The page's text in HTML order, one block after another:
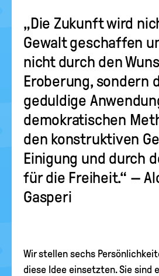
„Die Zukunft wird
Gewalt geschaffen
nicht durch den
Eroberung, sondern
geduldige
demokratischen
den konstruktiven
Einigung und durch
für die Freiheit.“ —
Gasperi
Wir stellen sechs
diese Idee einsetzten. Sie sind